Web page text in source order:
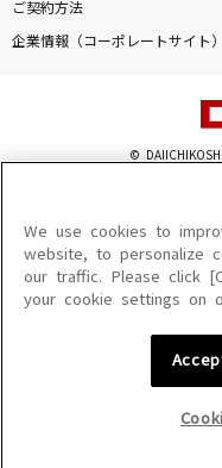
ご契約方法
企業情報（コーポレートサイト）
©
このサイトに掲載されている一切
を問わず、著作権法の定める範囲
を禁じます。
楽曲及びコンテンツは、機種によ
楽曲及びコンテンツの配信日、配
We use cookies to
website, to personalize
our traffic. Please click
your cookie settings on